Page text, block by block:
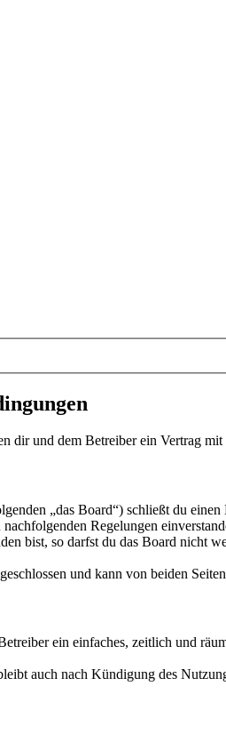
und dem Betreiber ein Vertrag mit
„das Board“) schließt du
Regelungen
bist, so darfst du das Board nicht
und kann von beiden
ein einfaches, zeitlich und
auch nach Kündigung des